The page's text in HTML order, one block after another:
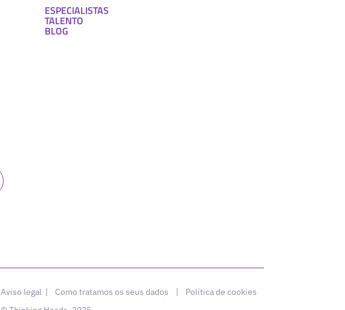
ESPECIALISTAS
TALENTO
BLOG
Aviso legal | Como tratamos os seus dados | Política de cookies